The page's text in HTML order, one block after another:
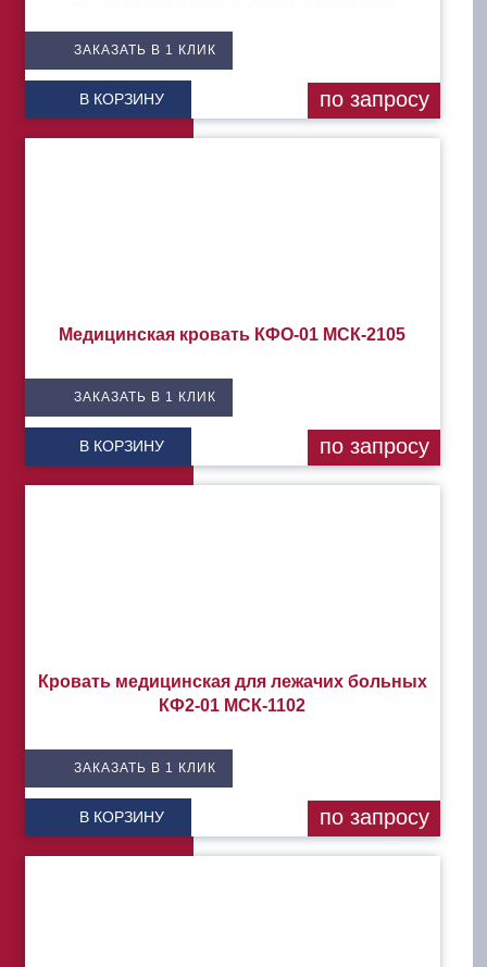
ЗАКАЗАТЬ В 1 КЛИК
В КОРЗИНУ по запросу
Медицинская кровать КФО-01 МСК-2105
ЗАКАЗАТЬ В 1 КЛИК
В КОРЗИНУ по запросу
Кровать медицинская для лежачих больных
КФ2-01 МСК-1102
ЗАКАЗАТЬ В 1 КЛИК
В КОРЗИНУ по запросу